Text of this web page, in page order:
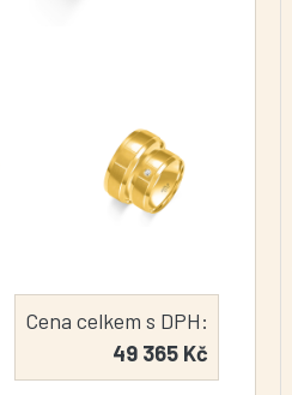
Cena celkem s DPH:
49 365 Kč